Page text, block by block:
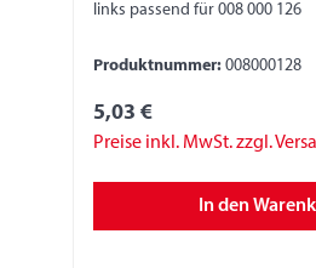
links passend für 008 000 126
Produktnummer: 008000128
5,03 €
Preise inkl. MwSt. zzgl.
In den